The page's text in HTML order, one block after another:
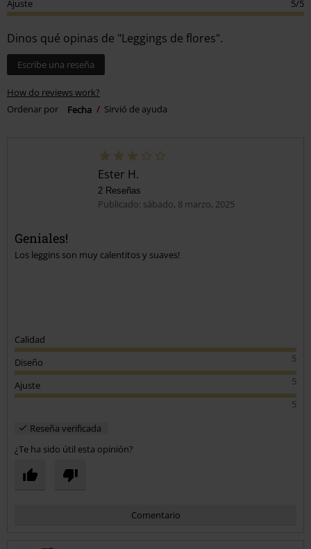
Ajuste 5/5
Dinos qué opinas de "Leggings de flores".
Escribe una reseña
How do reviews work?
Ordenar por
Fecha Sirvió de ayuda
Ester H.
2 Reseñas
Publicado: sábado, 8 marzo, 2025
Geniales!
Los leggins son muy calentitos y suaves!
Calidad
5
Diseño
5
Ajuste
5
Reseña verificada
¿Te ha sido útil esta opinión?
Comentario